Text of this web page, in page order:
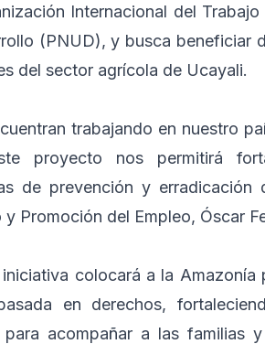
Internacional del
(PNUD), y busca beneficiar
del sector agrícola de Ucayali.
trabajando en nuestro
proyecto nos permitirá
de prevención y
Promoción del Empleo, Óscar
colocará a la Amazonía
en derechos,
acompañar a las familias